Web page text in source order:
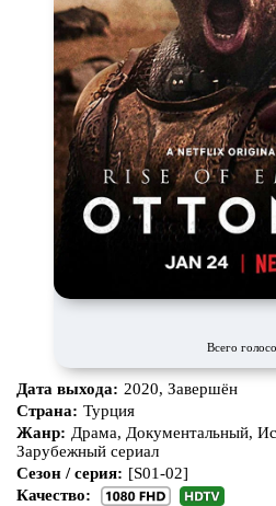
Всего
Дата выхода: 2020, Завершён
Страна: Турция
Жанр: Драма, Документальный,
Зарубежный сериал
Сезон / серия: [S01-02]
Качество: